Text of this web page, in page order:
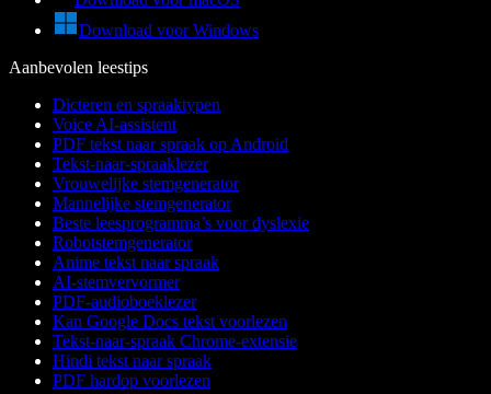
Download voor Windows
Aanbevolen leestips
Dicteren en spraaktypen
Voice AI-assistent
PDF tekst naar spraak op Android
Tekst-naar-spraaklezer
Vrouwelijke stemgenerator
Mannelijke stemgenerator
Beste leesprogramma’s voor dyslexie
Robotstemgenerator
Anime tekst naar spraak
AI-stemvervormer
PDF-audioboeklezer
Kan Google Docs tekst voorlezen
Tekst-naar-spraak Chrome-extensie
Hindi tekst naar spraak
PDF hardop voorlezen